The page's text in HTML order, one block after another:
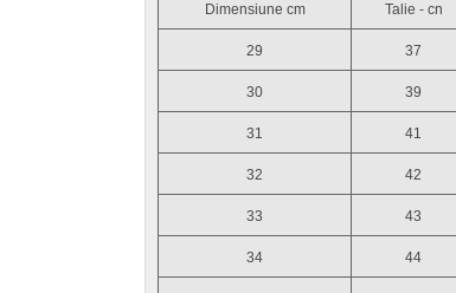
Dimensiune cm Talie - cn
29 37
30 39
31 41
32 42
33 43
34 44